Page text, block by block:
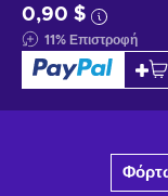
0,90 $
11% Επιστροφή